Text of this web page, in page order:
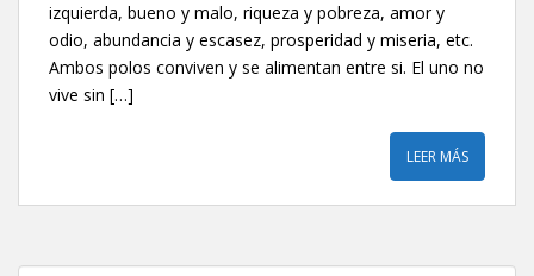
izquierda, bueno y malo, riqueza y pobreza, amor y
odio, abundancia y escasez, prosperidad y miseria, etc.
Ambos polos conviven y se alimentan entre si. El uno no
vive sin […]
LEER MÁS